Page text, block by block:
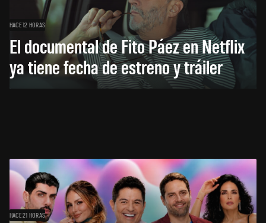
HACE 12 HORAS
El documental de Fito Páez en Netflix
ya tiene fecha de estreno y tráiler
HACE 21 HORAS